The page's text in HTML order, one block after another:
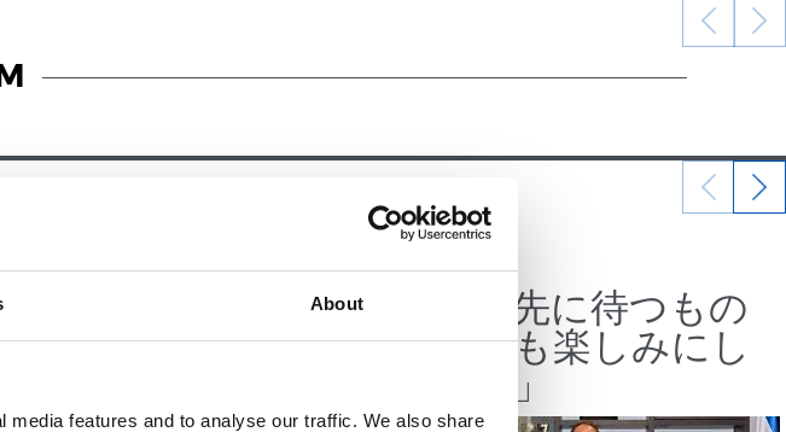
About
features and to analyse our traffic. We also share
ンラインストア
たな戦闘服、そこ
宿るエネルギー
07/07/2026
公式発表
「この先に待つもの
をとても楽しみにし
ている」